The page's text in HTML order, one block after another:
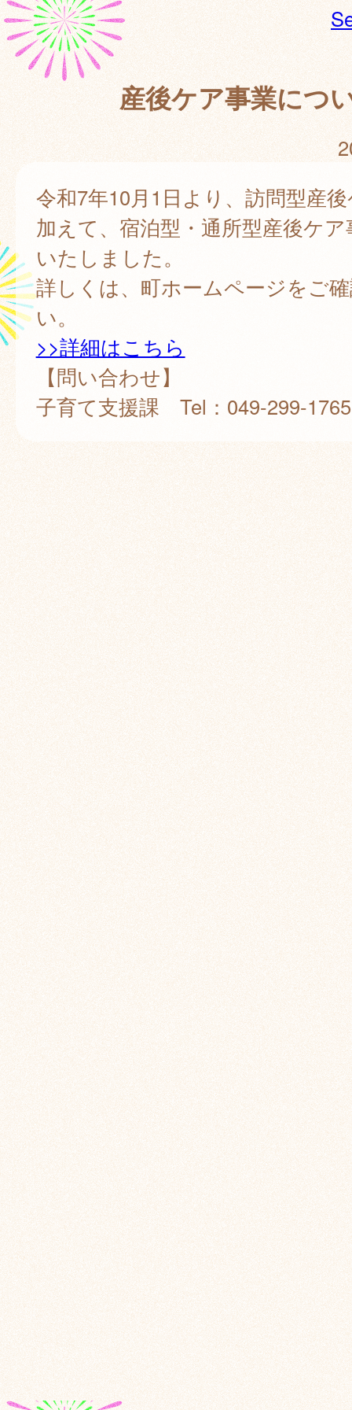
産後ケア事業につ
令和7年10月1日より、訪問型産
加えて、宿泊型・通所型産後ケ
いたしました。
詳しくは、町ホームページをご
い。
>>詳細はこちら
【問い合わせ】
子育て支援課 Tel：049-299-1765